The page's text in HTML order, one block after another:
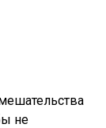
не